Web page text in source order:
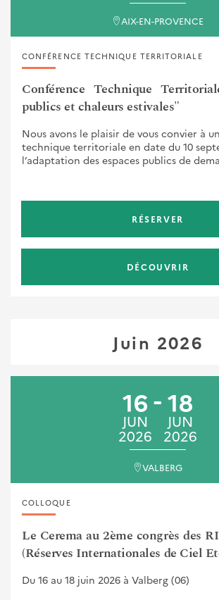
AIX-EN-PROVENCE
CONFÉRENCE TECHNIQUE TERRITORIALE
Conférence Technique
publics et chaleurs estivales"
Nous avons le plaisir de vous convier à
technique territoriale en date du 10
l’adaptation des espaces publics de
RÉSERVER
DÉCOUVRIR
Juin 2026
16
JUN
2026
18
JUN
2026
VALBERG
COLLOQUE
Le Cerema au 2ème congrès des
(Réserves Internationales de Ciel
Du 16 au 18 juin 2026 à Valberg (06)